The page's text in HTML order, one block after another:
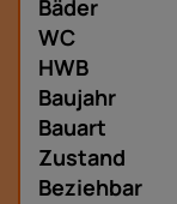
Bäder
WC
HWB
Baujahr
Bauart
Zustand
Beziehbar